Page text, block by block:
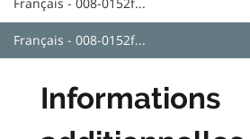
Français - 008-0152f...
Informations